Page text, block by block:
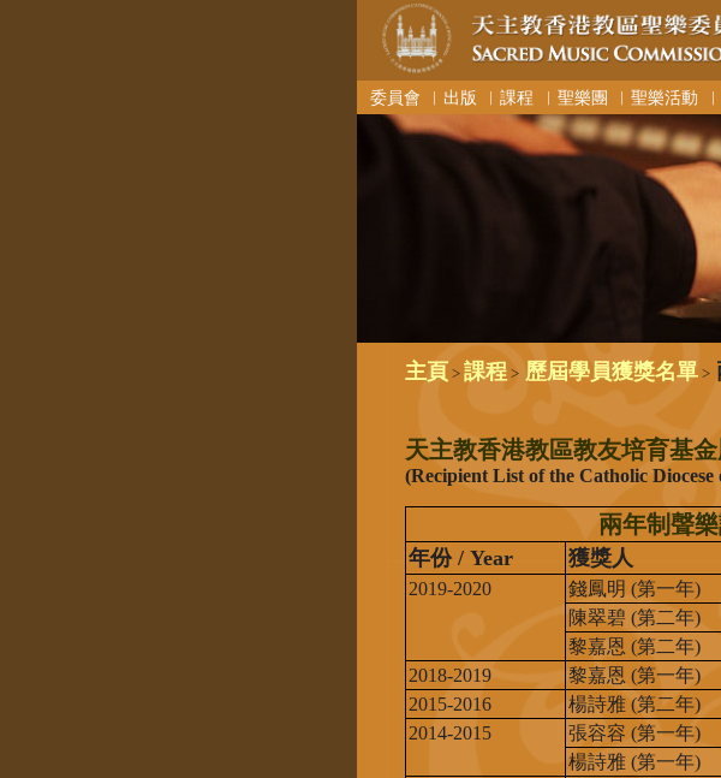
委員會 ︳出版 ︳課程 ︳聖樂團 ︳聖樂活動
主頁 > 課程 > 歷屆學員獲獎名單 >
天主教香港教區教友培育基
(Recipient List of the Catholic
兩年制聲
年份 / Year 獲獎人
2019-2020 錢鳳明 (第一年)
陳翠碧 (第二年)
黎嘉恩 (第二年)
2018-2019
黎嘉恩 (第一年)
2015-2016
楊詩雅 (第二年)
2014-2015
張容容 (第一年)
楊詩雅 (第一年)